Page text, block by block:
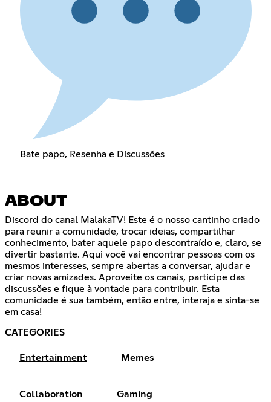
Bate papo, Resenha e Discussões
ABOUT
Discord do canal MalakaTV! Este é o nosso cantinho criado
para reunir a comunidade, trocar ideias, compartilhar
conhecimento, bater aquele papo descontraído e, claro, se
divertir bastante. Aqui você vai encontrar pessoas com os
mesmos interesses, sempre abertas a conversar, ajudar e
criar novas amizades. Aproveite os canais, participe das
discussões e fique à vontade para contribuir. Esta
comunidade é sua também, então entre, interaja e sinta-se
em casa!
CATEGORIES
Entertainment Memes
Collaboration Gaming